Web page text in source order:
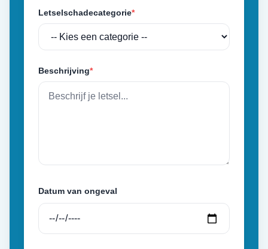
Letselschadecategorie*
Beschrijving*
Datum van ongeval